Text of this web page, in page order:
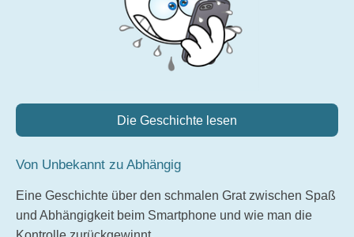
Die Geschichte lesen
Von Unbekannt zu Abhängig
Eine Geschichte über den schmalen Grat zwischen Spaß
und Abhängigkeit beim Smartphone und wie man die